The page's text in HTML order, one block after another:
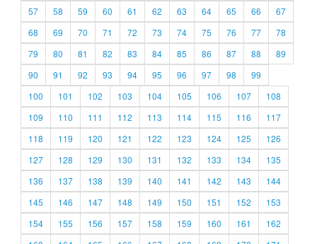
57
58 59 60 61 62 63 64 65 66
67
68
69 70 71 72 73 74 75 76 77
78
79
80 81 82 83 84 85 86 87 88
89
90
91 92 93 94 95 96 97 98
99
100
101 102 103 104 105 106 107
108
109
110 111 112 113 114 115 116
117
118
119 120 121 122 123 124 125
126
127
128 129 130 131 132 133 134
135
136
137 138 139 140 141 142 143
144
145
146 147 148 149 150 151 152
153
154
155 156 157 158 159 160 161
162